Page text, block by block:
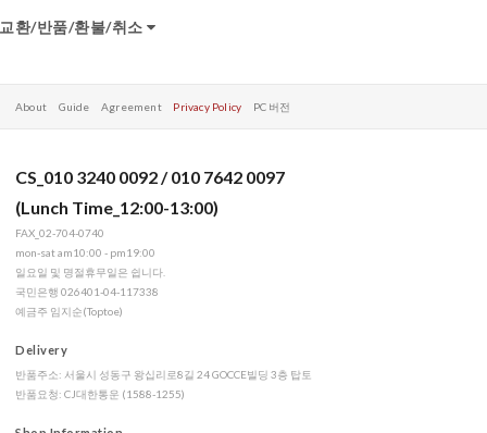
교환/반품/환불/취소
About Guide Agreement Privacy Policy PC 버전
CS_010 3240 0092 / 010 7642 0097
(Lunch Time_12:00-13:00)
FAX_02-704-0740
mon-sat am10:00 - pm19:00
일요일 및 명절휴무일은 쉽니다.
국민은행 026401-04-117338
예금주 임지순(Toptoe)
Delivery
반품주소: 서울시 성동구 왕십리로8길 24 GOCCE빌딩 3층 탑토
반품요청: CJ대한통운 (1588-1255)